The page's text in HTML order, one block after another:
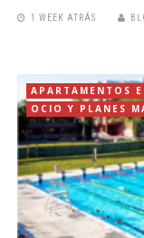
1 WEEK ATRÁS
APARTAMENTOS
OCIO Y PLANES